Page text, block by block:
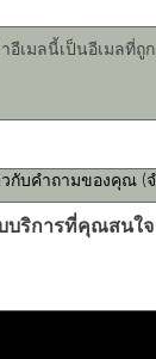
เมลนี้เป็นอีเมลที่ถู
วกับคำถามของคุณ (